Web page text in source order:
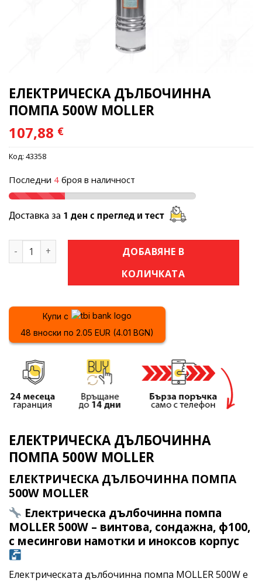
ЕЛЕКТРИЧЕСКА ДЪЛБОЧИННА
ПОМПА 500W MOLLER
107,88 €
Код: 43358
Последни 4 броя в наличност
количество за ЕЛЕКТРИЧЕСКА ДЪЛБОЧИННА ПОМПА
ДОБАВЯНЕ В
КОЛИЧКАТА
Купи с
48 вноски по 2.05 EUR (4.01 BGN)
ЕЛЕКТРИЧЕСКА ДЪЛБОЧИННА
ПОМПА 500W MOLLER
ЕЛЕКТРИЧЕСКА ДЪЛБОЧИННА ПОМПА
500W MOLLER
Електрическа дълбочинна помпа
MOLLER 500W – винтова, сондажна, ф100,
с месингови намотки и иноксов корпус
Електрическата дълбочинна помпа MOLLER 500W е